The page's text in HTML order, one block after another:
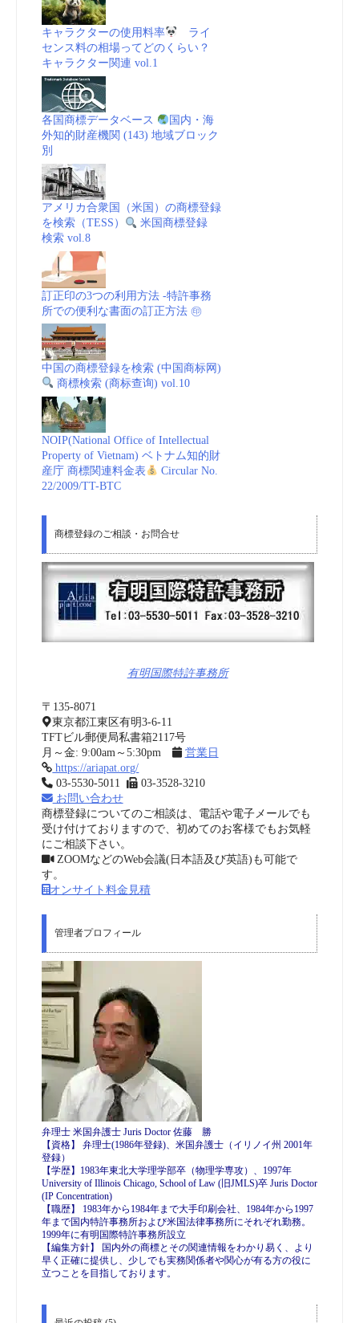
キャラクターの使用料率
ライ
センス料の相場ってどのくらい？
キャラクター関連 vol.1
各国商標データベース
国内・海
外知的財産機関 (143) 地域ブロック
別
アメリカ合衆国（米国）の商標登録
を検索（TESS）
米国商標登録
検索 vol.8
訂正印の3つの利用方法 -特許事務
所での便利な書面の訂正方法 ㊞
中国の商標登録を検索 (中国商标网)
商標検索 (商标查询) vol.10
NOIP(National Office of Intellectual
Property of Vietnam) ベトナム知的財
産庁 商標関連料金表
Circular No.
22/2009/TT-BTC
商標登録のご相談・お問合せ
有明国際特許事務所
〒135-8071
東京都江東区有明3-6-11
TFTビル郵便局私書箱2117号
月～金: 9:00am～5:30pm
営業日
https://ariapat.org/
03-5530-5011
03-3528-3210
お問い合わせ
商標登録についてのご相談は、電話や電子メールでも
受け付けておりますので、初めてのお客様でもお気軽
にご相談下さい。
ZOOMなどのWeb会議(日本語及び英語)も可能で
す。
オンサイト料金見積
管理者プロフィール
弁理士 米国弁護士 Juris Doctor 佐藤 勝
【資格】 弁理士(1986年登録)、米国弁護士（イリノイ州 2001年
登録）
【学歴】1983年東北大学理学部卒（物理学専攻）、1997年
University of Illinois Chicago, School of Law (旧JMLS)卒 Juris Doctor
(IP Concentration)
【職歴】 1983年から1984年まで大手印刷会社、1984年から1997
年まで国内特許事務所および米国法律事務所にそれぞれ勤務。
1999年に有明国際特許事務所設立
【編集方針】 国内外の商標とその関連情報をわかり易く、より
早く正確に提供し、少しでも実務関係者や関心が有る方の役に
立つことを目指しております。